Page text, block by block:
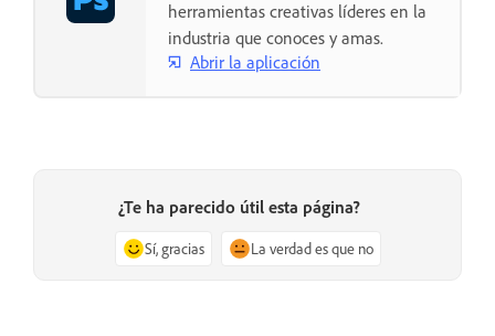
herramientas creativas líderes en la
industria que conoces y amas.
Abrir la aplicación
¿Te ha parecido útil esta página?
Sí, gracias La verdad es que no